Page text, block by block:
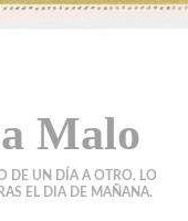
Malo
DE UN DÍA A OTRO. LO
EL DIA DE MAÑANA.